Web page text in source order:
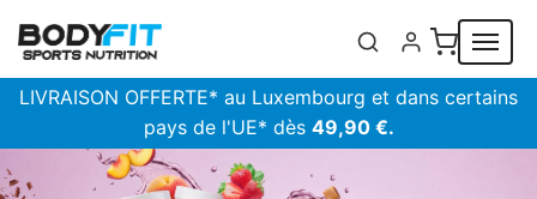
LIVRAISON OFFERTE* au Luxembourg et dans certains
pays de l'UE* dès 49,90 €.